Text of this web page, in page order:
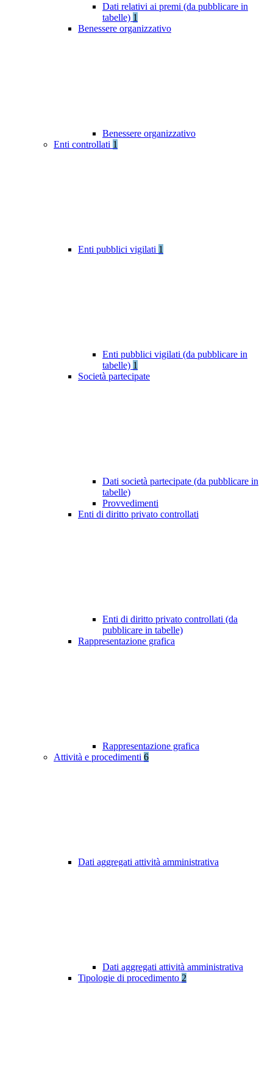
Dati relativi ai premi (da pubblicare in
tabelle) 1
Benessere organizzativo
Benessere organizzativo
Enti controllati 1
Enti pubblici vigilati 1
Enti pubblici vigilati (da pubblicare in
tabelle) 1
Società partecipate
Dati società partecipate (da pubblicare in
tabelle)
Provvedimenti
Enti di diritto privato controllati
Enti di diritto privato controllati (da
pubblicare in tabelle)
Rappresentazione grafica
Rappresentazione grafica
Attività e procedimenti 6
Dati aggregati attività amministrativa
Dati aggregati attività amministrativa
Tipologie di procedimento 2